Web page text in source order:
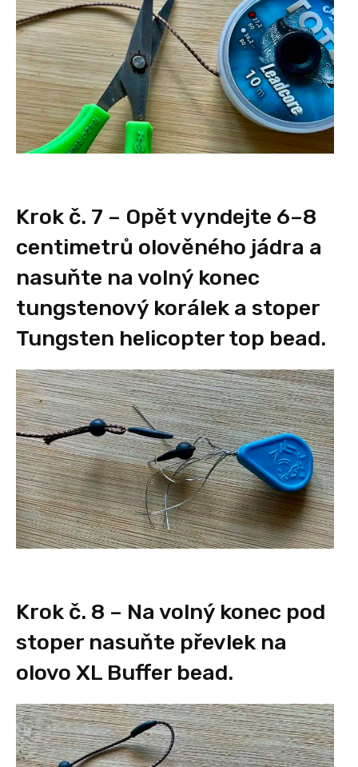
Krok č. 7 – Opět vyndejte 6–8
centimetrů olověného jádra a
nasuňte na volný konec
tungstenový korálek a stoper
Tungsten helicopter top bead.
Krok č. 8 – Na volný konec pod
stoper nasuňte převlek na
olovo XL Buffer bead.